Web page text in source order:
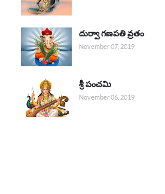
దుర్వా గణపతి వ్రతం
November 07, 2019
శ్రీ పంచమి
November 06, 2019